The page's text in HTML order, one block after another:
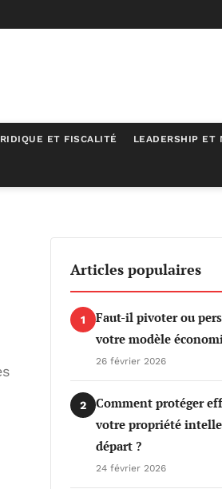
ET FISCALITÉ LEADERSHIP ET
Articles populaires
1
Faut-il pivoter ou
votre modèle
26 février 2026
2
Comment protéger
votre propriété
départ ?
24 février 2026